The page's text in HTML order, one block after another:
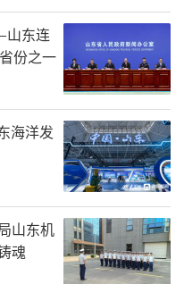
店新村番茄种植带
解到，近年来，为
种植管理技术水平，
农村局多次邀请果
防治等方面的专家
地头，把技术送到
传授种植新技术，
山东连
份之一
海洋发
山东机
魂